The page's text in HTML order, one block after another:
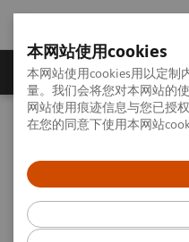
本网站使用cookies
本网站使用cookies用以定制
量。我们会将您对本网站的
网站使用痕迹信息与您已授
在您的同意下使用本网站
产品一览 疾病与
首页 影像诊断与治疗 超
ACUSON